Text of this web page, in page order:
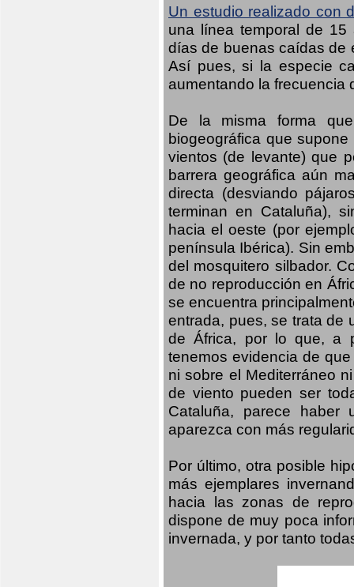
Un estudio realizado con
una línea temporal de 15
días de buenas caídas de
Así pues, si la especie
aumentando la frecuencia
De la misma forma
biogeográfica que
vientos (de levante) que
barrera geográfica aún
directa (desviando
terminan en Cataluña),
hacia el oeste (por
península Ibérica). Sin
del mosquitero silbador.
de no reproducción en
se encuentra
entrada, pues, se trata de
de África, por lo que, a
tenemos evidencia de
ni sobre el Mediterráneo
de viento pueden ser
Cataluña, parece
aparezca con más
Por último, otra posible
más ejemplares
hacia las zonas de
dispone de muy poca
invernada, y por tanto